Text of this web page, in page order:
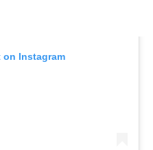
Instagram